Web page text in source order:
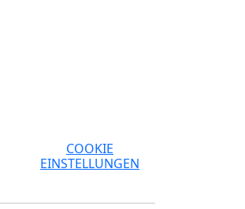
COOKIE
EINSTELLUNGEN